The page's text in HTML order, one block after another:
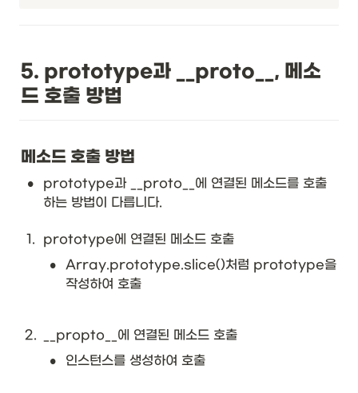
5. prototype과 __proto__, 메소
드 호출 방법
메소드 호출 방법
•
prototype과 __proto__에 연결된 메소드를 호출
하는 방법이 다릅니다.
1. prototype에 연결된 메소드 호출
•
Array.prototype.slice()처럼 prototype을
작성하여 호출
2. __propto__에 연결된 메소드 호출
• 인스턴스를 생성하여 호출